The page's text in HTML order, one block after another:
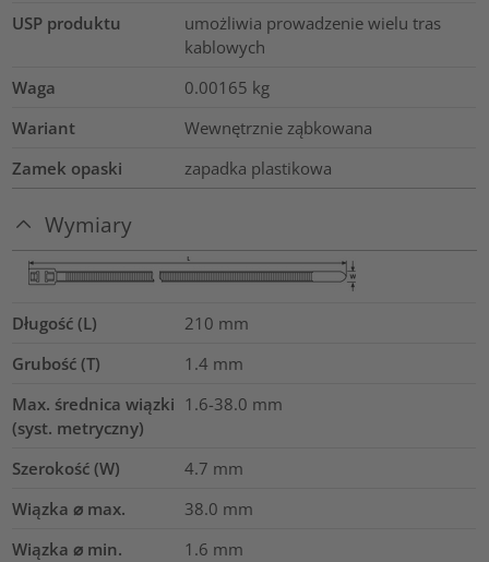
USP produktu
umożliwia prowadzenie wielu tras
kablowych
Waga
0.00165 kg
Wariant
Wewnętrznie ząbkowana
Zamek opaski
zapadka plastikowa
Wymiary
Długość (L) 210 mm
Grubość (T)
1.4 mm
Max. średnica wiązki
(syst. metryczny)
1.6-38.0 mm
Szerokość (W) 4.7 mm
Wiązka ⌀ max.
38.0 mm
Wiązka ⌀ min.
1.6 mm